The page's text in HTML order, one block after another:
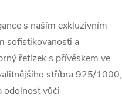
s naším exkluzivním
sofistikovanosti a
řetízek s přívěskem ve
stříbra 925/1000,
odolnost vůči